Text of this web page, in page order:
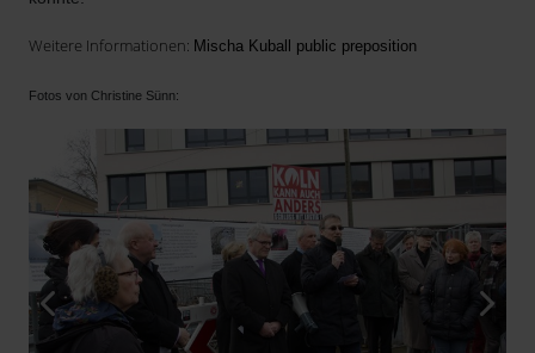
Weitere Informationen: Mischa Kuball public preposition
Fotos von Christine Sünn: